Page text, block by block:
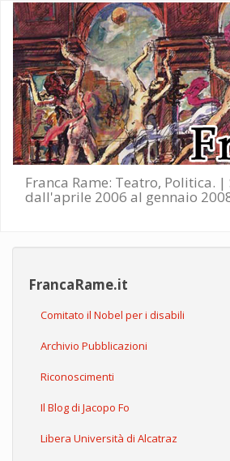
Salta al contenuto principale
Franca Rame: Teatro, Politica. |
dall'aprile 2006 al gennaio
FrancaRame.it
Comitato il Nobel per i disabili
Archivio Pubblicazioni
Riconoscimenti
Il Blog di Jacopo Fo
Libera Università di Alcatraz